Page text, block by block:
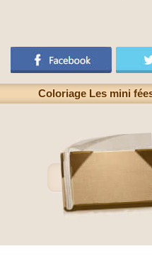
Coloriage Les mini